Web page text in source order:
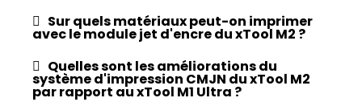
Sur quels matériaux peut-on imprimer
avec le module jet d'encre du xTool M2 ?
Quelles sont les améliorations du
système d'impression CMJN du xTool M2
par rapport au xTool M1 Ultra ?